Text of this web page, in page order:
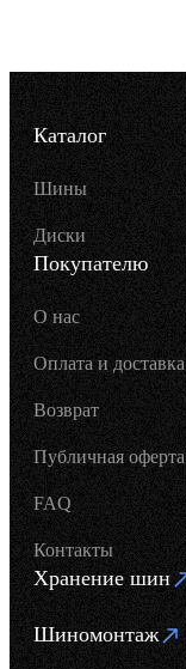
Каталог
Шины
Диски
Покупателю
О нас
Оплата и доставка
Возврат
Публичная оферта
FAQ
Контакты
Хранение шин
Шиномонтаж